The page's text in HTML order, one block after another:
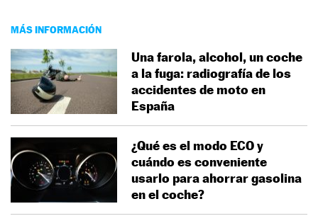
MÁS INFORMACIÓN
Una farola, alcohol, un coche
a la fuga: radiografía de los
accidentes de moto en
España
¿Qué es el modo ECO y
cuándo es conveniente
usarlo para ahorrar gasolina
en el coche?